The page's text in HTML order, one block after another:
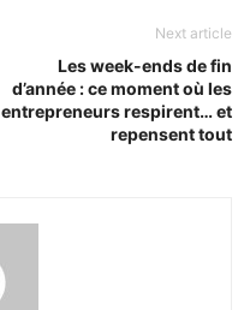
Next article
Les week-ends de fin
d’année : ce moment où les
entrepreneurs respirent… et
repensent tout